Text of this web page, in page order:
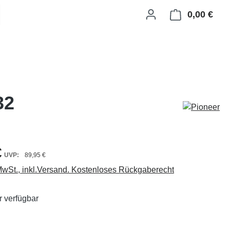
0,00 €
89,95 €
inkl.Versand. Kostenloses Rückgaberecht
verfügbar